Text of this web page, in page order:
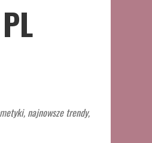
PL
najnowsze trendy,